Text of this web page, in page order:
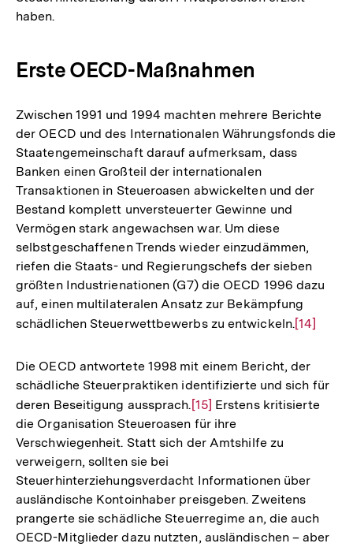
haben.
Erste OECD-Maßnahmen
Zwischen 1991 und 1994 machten mehrere Berichte
der OECD und des Internationalen Währungsfonds die
Staatengemeinschaft darauf aufmerksam, dass
Banken einen Großteil der internationalen
Transaktionen in Steueroasen abwickelten und der
Bestand komplett unversteuerter Gewinne und
Vermögen stark angewachsen war. Um diese
selbstgeschaffenen Trends wieder einzudämmen,
riefen die Staats- und Regierungschefs der sieben
größten Industrienationen (G7) die OECD 1996 dazu
auf, einen multilateralen Ansatz zur Bekämpfung
schädlichen Steuerwettbewerbs zu entwickeln.Zur
der
Fußnote
[14]
Die OECD antwortete 1998 mit einem Bericht, der
schädliche Steuerpraktiken identifizierte und sich für
deren Beseitigung aussprach. Zur
Auflösung
der
[15] Erstens kritisierte
die Organisation Steueroasen für ihre
Verschwiegenheit. Statt sich der Amtshilfe zu
verweigern, sollten sie bei
Steuerhinterziehungsverdacht Informationen über
ausländische Kontoinhaber preisgeben. Zweitens
prangerte sie schädliche Steuerregime an, die auch
OECD-Mitglieder dazu nutzten, ausländischen – aber